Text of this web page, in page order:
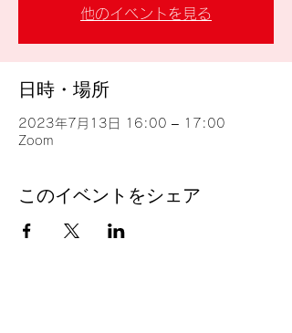
他のイベントを見る
日時・場所
2023年7月13日 16:00 – 17:00
Zoom
このイベントをシェア